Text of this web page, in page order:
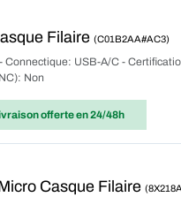
Filaire (C01B2AA#AC3)
Connectique: USB-A/C -
Non
offerteen 24/48h
Casque Filaire